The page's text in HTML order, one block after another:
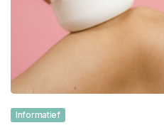
Informatief